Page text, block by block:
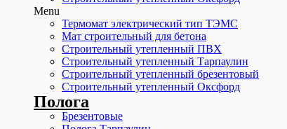
Menu
Термомат электрический тип ТЭМС
Мат строительный для бетона
Строительный утепленный ПВХ
Строительный утепленный Тарпаулин
Строительный утепленный брезентовый
Строительный утепленный Оксфорд
Полога
Брезентовые